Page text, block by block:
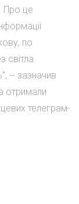
Про це
по
світла
-- зазначив
отримали
телеграм-